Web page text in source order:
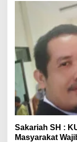
Sakariah SH :
Masyarakat